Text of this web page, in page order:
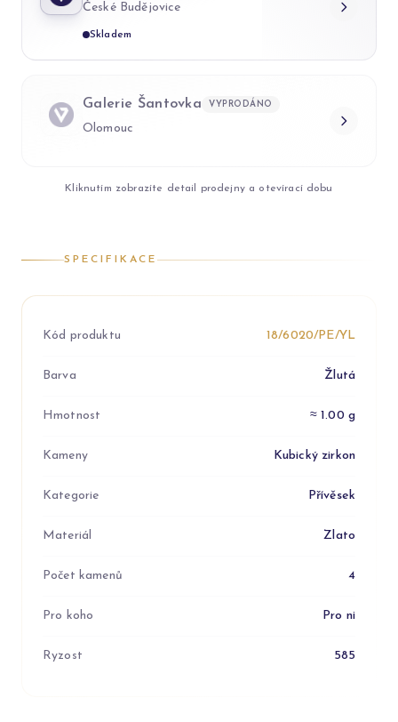
České Budějovice
Skladem
Galerie Šantovka VYPRODÁNO
Olomouc
Kliknutím zobrazíte detail prodejny a otevírací dobu
SPECIFIKACE
Kód produktu 18/6020/PE/YL
Barva Žlutá
Hmotnost ≈ 1.00 g
Kameny Kubický zirkon
Kategorie Přívěsek
Materiál Zlato
Počet kamenů 4
Pro koho Pro ni
Ryzost 585